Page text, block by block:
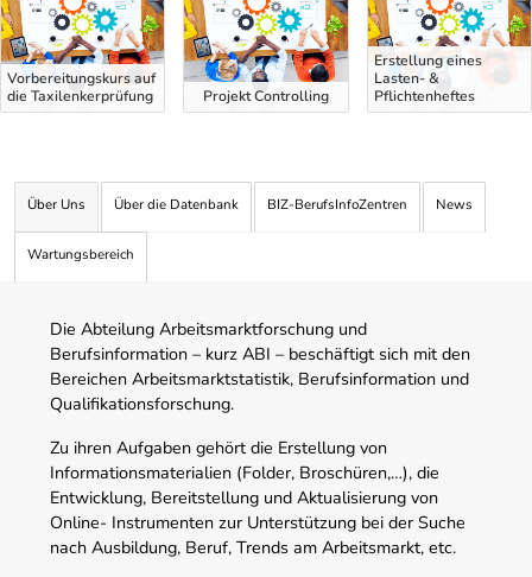
Vorbereitungskurs auf
die Taxilenkerprüfung
Projekt Controlling
Erstellung eines
Lasten- &
Pflichtenheftes
Über Uns Über die Datenbank BIZ-BerufsInfoZentren News
Wartungsbereich
Die Abteilung Arbeitsmarktforschung und
Berufsinformation – kurz ABI – beschäftigt sich mit den
Bereichen Arbeitsmarktstatistik, Berufsinformation und
Qualifikationsforschung.
Zu ihren Aufgaben gehört die Erstellung von
Informationsmaterialien (Folder, Broschüren,…), die
Entwicklung, Bereitstellung und Aktualisierung von
Online- Instrumenten zur Unterstützung bei der Suche
nach Ausbildung, Beruf, Trends am Arbeitsmarkt, etc.